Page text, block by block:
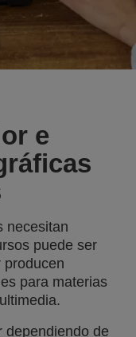
e
necesitan
puede ser
producen
para materias
dependiendo de